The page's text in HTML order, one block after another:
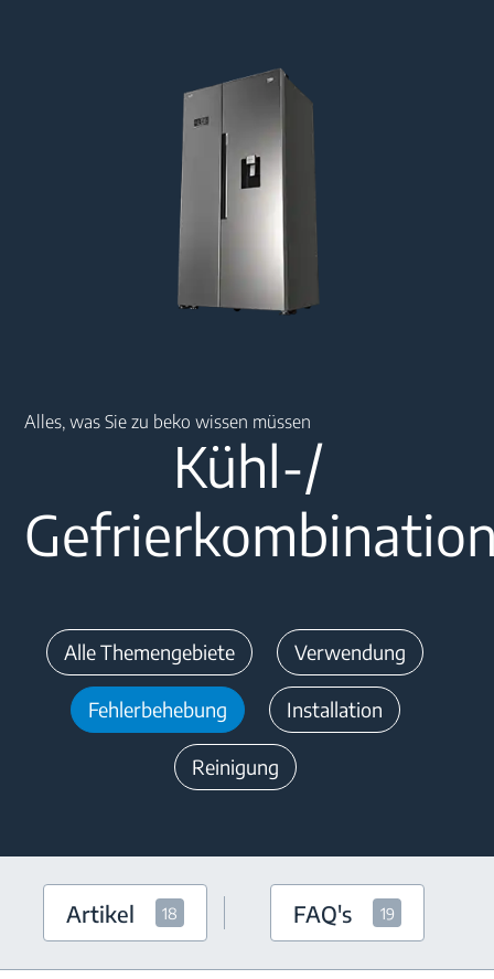
Alles, was Sie zu beko wissen müssen
Kühl-/
Alle Themengebiete Verwendung
Fehlerbehebung Installation
Reinigung
Artikel 18 FAQ's 19